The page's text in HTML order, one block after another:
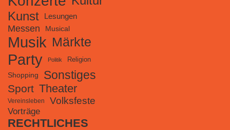
Kunst Lesungen
Messen Musical
Musik Märkte
Party Politik Religion
Shopping Sonstiges
Sport Theater
Vereinsleben Volksfeste
Vorträge
RECHTLICHES